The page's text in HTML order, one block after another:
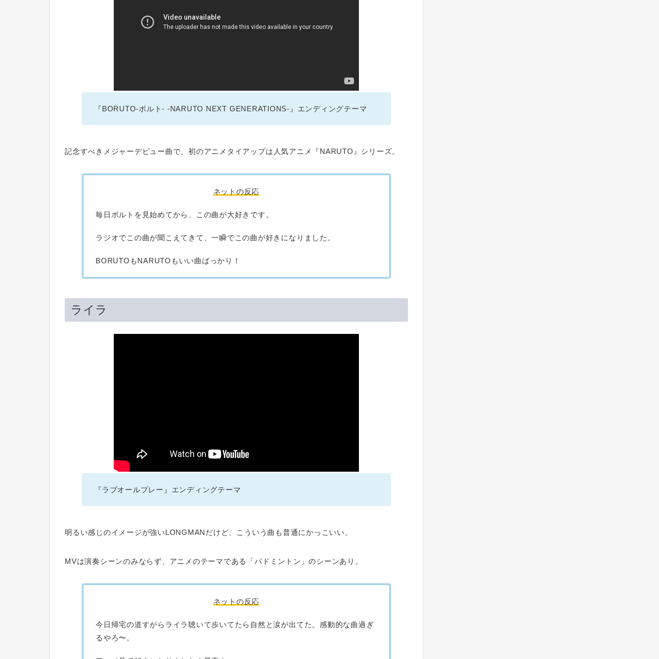
『BORUTO-ボルト- -NARUTO NEXT GENERATIONS-』エンディングテーマ
記念すべきメジャーデビュー曲で、初のアニメタイアップは人気アニメ『NARUTO』シリーズ。
ネットの反応
毎日ボルトを見始めてから、この曲が大好きです。
ラジオでこの曲が聞こえてきて、一瞬でこの曲が好きになりました。
BORUTOもNARUTOもいい曲ばっかり！
ライラ
『ラブオールプレー』エンディングテーマ
明るい感じのイメージが強いLONGMANだけど、こういう曲も普通にかっこいい。
MVは演奏シーンのみならず、アニメのテーマである「バドミントン」のシーンあり。
ネットの反応
今日帰宅の道すがらライラ聴いて歩いてたら自然と涙が出てた。感動的な曲過ぎ
るやろ〜。